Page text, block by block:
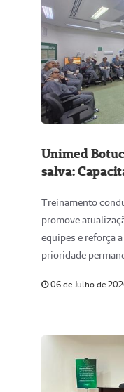
Unimed
salva:
Cirúrgico
Treinamento
promove
equipes e reforça
prioridade
06 de Julho de